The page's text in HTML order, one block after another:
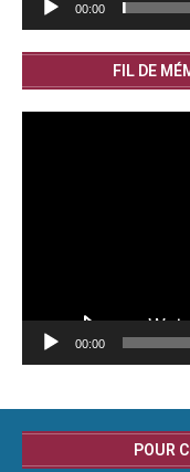
00:00
FIL DE
00:00
POUR